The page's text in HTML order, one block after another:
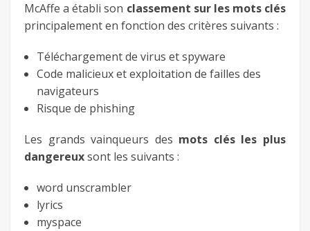
McAffe a établi son classement sur les mots clés
principalement en fonction des critères suivants :
Téléchargement de virus et spyware
Code malicieux et exploitation de failles des
navigateurs
Risque de phishing
Les grands vainqueurs des mots clés les plus
dangereuxsont les suivants :
word unscrambler
lyrics
myspace